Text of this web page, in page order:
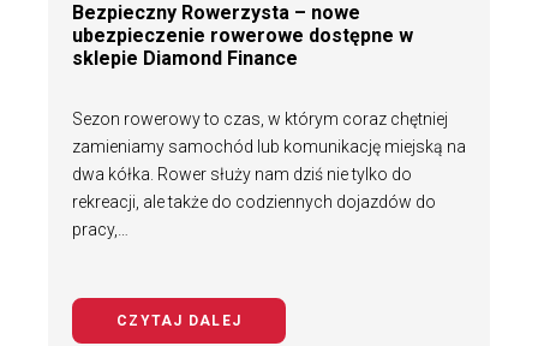
Bezpieczny Rowerzysta – nowe
ubezpieczenie rowerowe dostępne w
sklepie Diamond Finance
Sezon rowerowy to czas, w którym coraz chętniej
zamieniamy samochód lub komunikację miejską na
dwa kółka. Rower służy nam dziś nie tylko do
rekreacji, ale także do codziennych dojazdów do
pracy,…
CZYTAJ DALEJ